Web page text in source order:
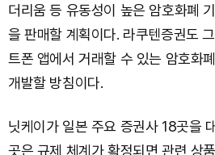
더리움 등 유동성이 높은 암호화폐
을 판매할 계획이다. 라쿠텐증권도
트폰 앱에서 거래할 수 있는 암호화
개발할 방침이다.
닛케이가 일본 주요 증권사 18곳을
곳은 규제 체계가 확정되면 관련 상